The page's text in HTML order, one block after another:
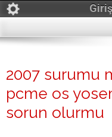
2007 surumu
pcme os
sorun olurmu